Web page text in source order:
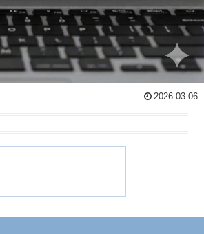
2026.03.06